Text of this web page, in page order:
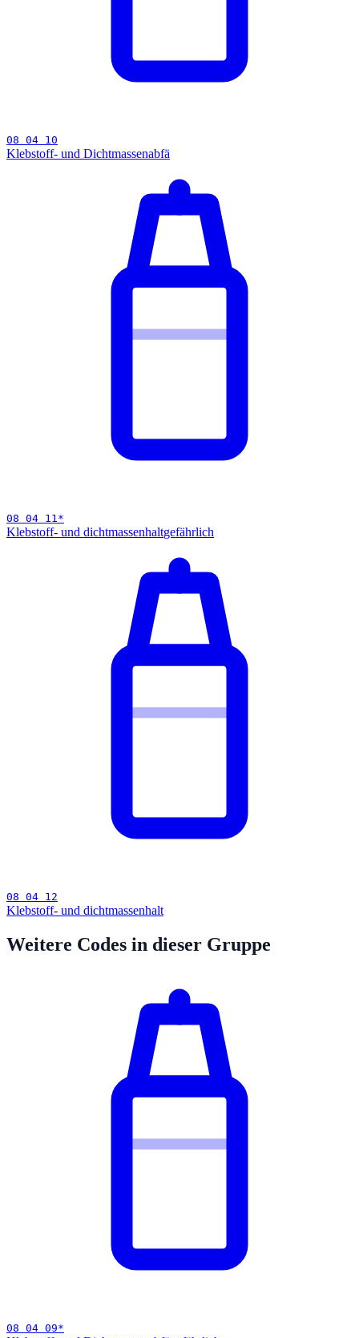
08 04 10
Klebstoff- und Dichtmassenabfä
08 04 11 *
Klebstoff- und dichtmassenhaltgefährlich
08 04 12
Klebstoff- und dichtmassenhalt
Weitere Codes in dieser Gruppe
08 04 09*